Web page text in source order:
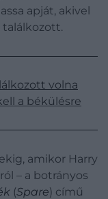
apját, akivel
találkozott.
volna
a békülésre
amikor Harry
– a botrányos
(Spare) című